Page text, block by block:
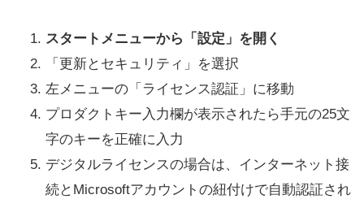
スタートメニューから「設定」を開く
「更新とセキュリティ」を選択
左メニューの「ライセンス認証」に移動
プロダクトキー入力欄が表示されたら手元の25文
字のキーを正確に入力
デジタルライセンスの場合は、インターネット接
続とMicrosoftアカウントの紐付けで自動認証され